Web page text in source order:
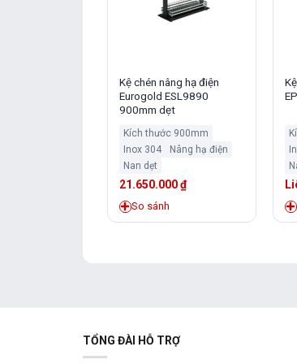
Kệ chén nâng hạ điện
Eurogold ESL9890
900mm dẹt
Kích thước 900mm
Inox 304
Nâng hạ điện
Nan dẹt
21.650.000₫
So sánh
TỔNG ĐÀI HỖ TRỢ